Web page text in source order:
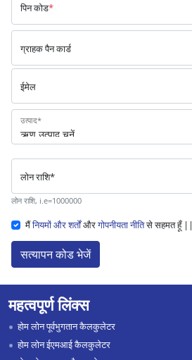
पिन कोड*
ग्राहक पैन कार्ड
ईमेल
उत्पाद*
लोन राशि*
लोन राशि, i.e=1000000
मैंनियमों और शर्तोंऔरगोपनीयता नीतिसे सहमत हूँ ||
सत्यापन कोड भेजें
महत्वपूर्ण लिंक्स
होम लोन पूर्वभुगतान कैलकुलेटर
होम लोन ईएमआई कैलकुलेटर